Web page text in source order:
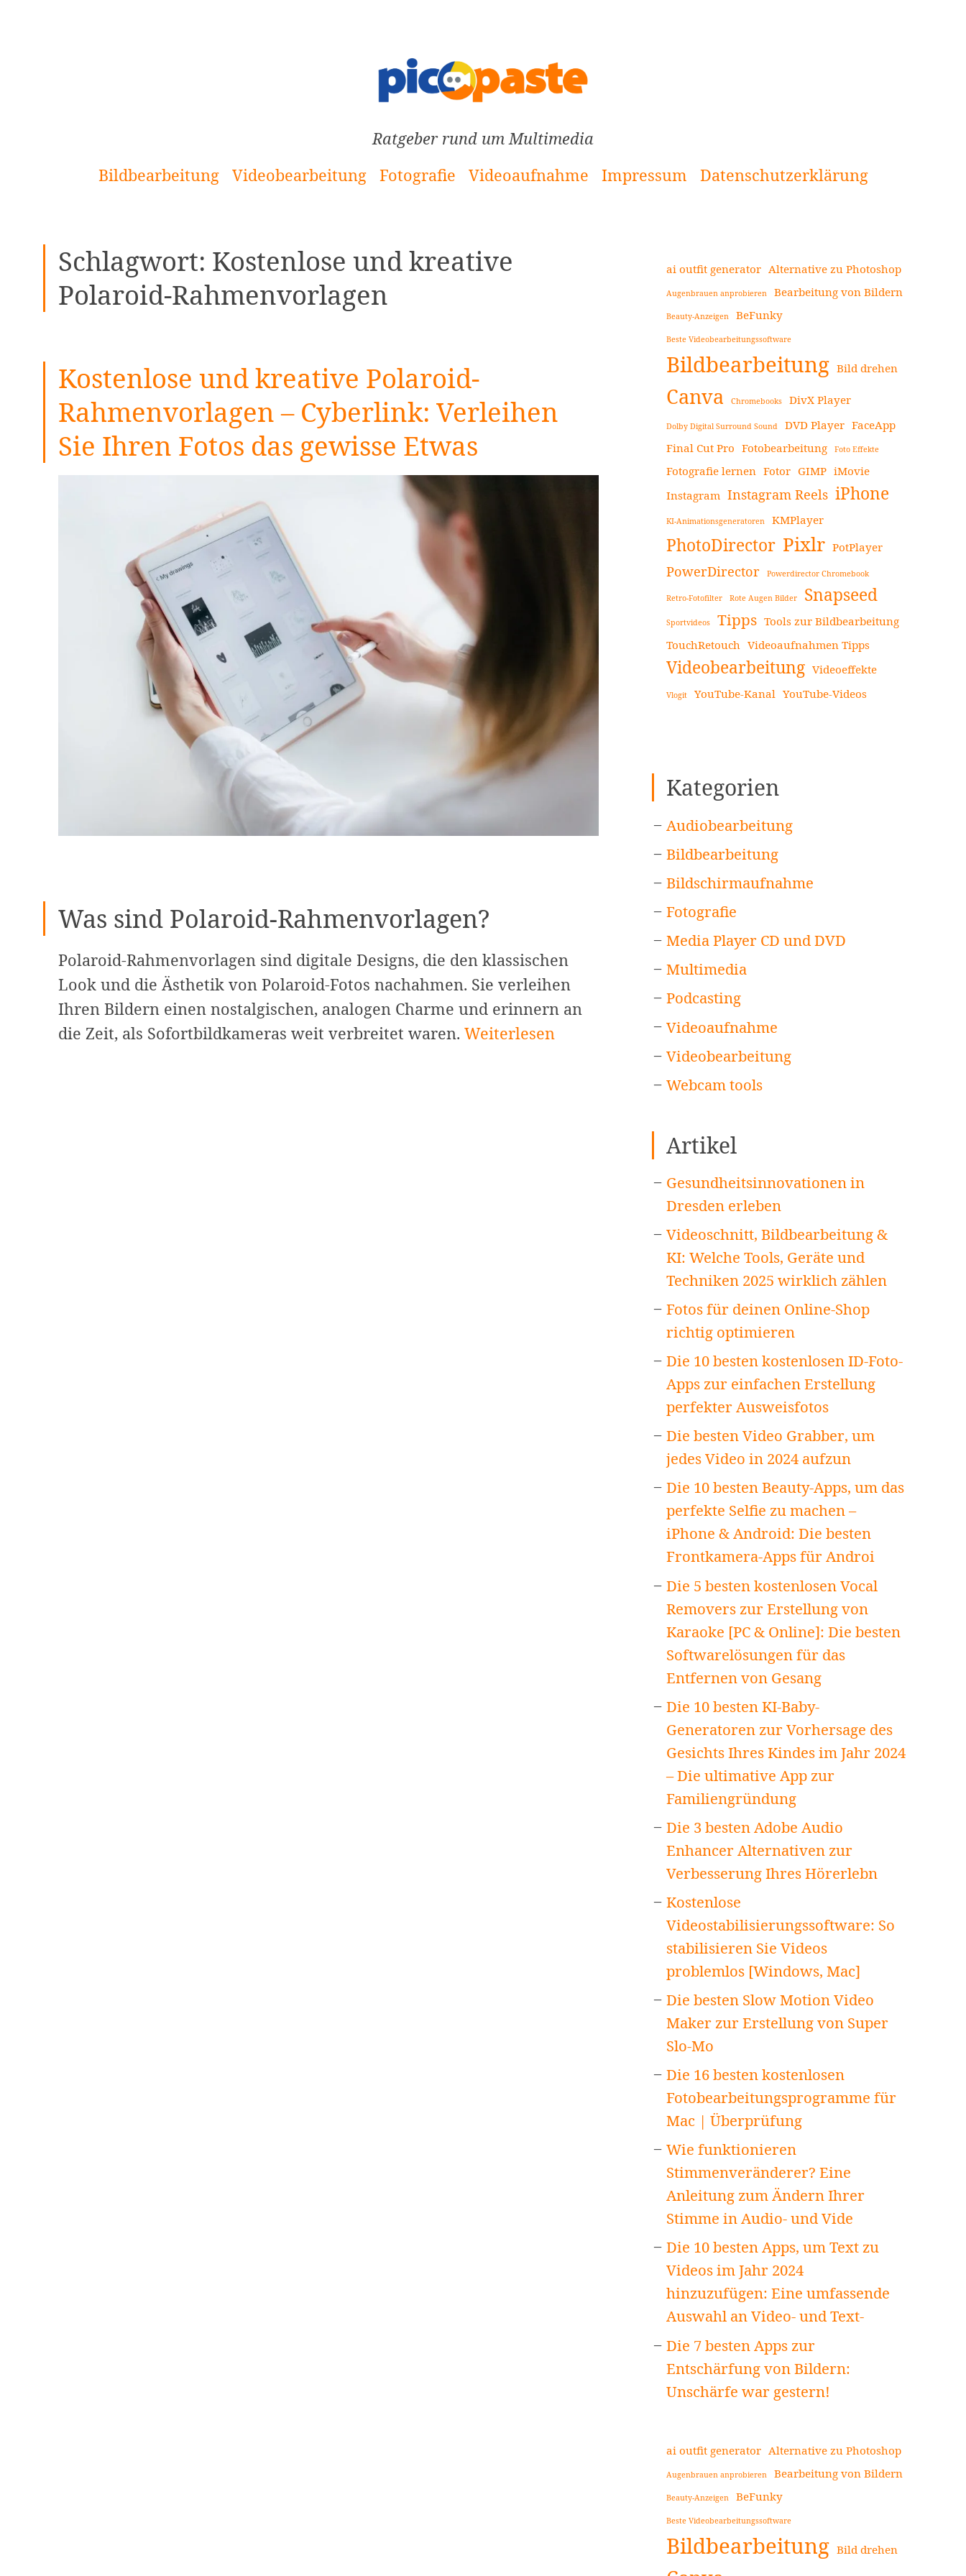
Ratgeber rund um Multimedia
Bildbearbeitung
Videobearbeitung Fotografie Videoaufnahme Impressum Datenschutzerklärung
Schlagwort: Kostenlose und kreative
Polaroid-Rahmenvorlagen
Kostenlose und kreative Polaroid-
Rahmenvorlagen – Cyberlink: Verleihen
Sie Ihren Fotos das gewisse Etwas
Was sind Polaroid-Rahmenvorlagen?
Polaroid-Rahmenvorlagen sind digitale Designs, die den klassischen
Look und die Ästhetik von Polaroid-Fotos nachahmen. Sie verleihen
Ihren Bildern einen nostalgischen, analogen Charme und erinnern an
die Zeit, als Sofortbildkameras weit verbreitet waren. Kostenlose
Weiterlesen
Seitenleiste
ai outfit generator Alternative zu Photoshop
Augenbrauen anprobieren Bearbeitung von Bildern
Beauty-Anzeigen BeFunky
Beste Videobearbeitungssoftware
Bildbearbeitung Bild drehen
Canva Chromebooks DivX Player
Dolby Digital Surround Sound DVD Player FaceApp
Final Cut Pro Fotobearbeitung Foto Effekte
Fotografie lernen Fotor GIMP iMovie
Instagram Instagram Reels iPhone
KI-Animationsgeneratoren KMPlayer
PhotoDirector Pixlr PotPlayer
PowerDirector Powerdirector Chromebook
Retro-Fotofilter Rote Augen Bilder Snapseed
Sportvideos Tipps Tools zur Bildbearbeitung
TouchRetouch
Videoaufnahmen Tipps
Videobearbeitung Videoeffekte
Vlogit YouTube-Kanal YouTube-Videos
Kategorien
Audiobearbeitung
Bildbearbeitung
Bildschirmaufnahme
Fotografie
Media Player CD und DVD
Multimedia
Podcasting
Videoaufnahme
Videobearbeitung
Webcam tools
Artikel
Gesundheitsinnovationen in
Dresden erleben
Videoschnitt, Bildbearbeitung &
KI: Welche Tools, Geräte und
Techniken 2025 wirklich zählen
Fotos für deinen Online-Shop
richtig optimieren
Die 10 besten kostenlosen ID-Foto-
Apps zur einfachen Erstellung
perfekter Ausweisfotos
Die besten Video Grabber, um
jedes Video in 2024 aufzun
Die 10 besten Beauty-Apps, um das
perfekte Selfie zu machen –
iPhone & Android: Die besten
Frontkamera-Apps für Androi
Die 5 besten kostenlosen Vocal
Removers zur Erstellung von
Karaoke [PC & Online]: Die besten
Softwarelösungen für das
Entfernen von Gesang
Die 10 besten KI-Baby-
Generatoren zur Vorhersage des
Gesichts Ihres Kindes im Jahr 2024
– Die ultimative App zur
Familiengründung
Die 3 besten Adobe Audio
Enhancer Alternativen zur
Verbesserung Ihres Hörerlebn
Kostenlose
Videostabilisierungssoftware: So
stabilisieren Sie Videos
problemlos [Windows, Mac]
Die besten Slow Motion Video
Maker zur Erstellung von Super
Slo-Mo
Die 16 besten kostenlosen
Fotobearbeitungsprogramme für
Mac | Überprüfung
Wie funktionieren
Stimmenveränderer? Eine
Anleitung zum Ändern Ihrer
Stimme in Audio- und Vide
Die 10 besten Apps, um Text zu
Videos im Jahr 2024
hinzuzufügen: Eine umfassende
Auswahl an Video- und Text-
Die 7 besten Apps zur
Entschärfung von Bildern:
Unschärfe war gestern!
ai outfit generator Alternative zu Photoshop
Augenbrauen anprobieren Bearbeitung von Bildern
Beauty-Anzeigen BeFunky
Beste Videobearbeitungssoftware
Bildbearbeitung Bild drehen